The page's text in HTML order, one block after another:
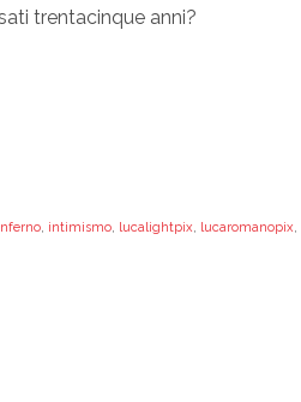
trentacinque anni?
, intimismo, lucalightpix, lucaromanopix,